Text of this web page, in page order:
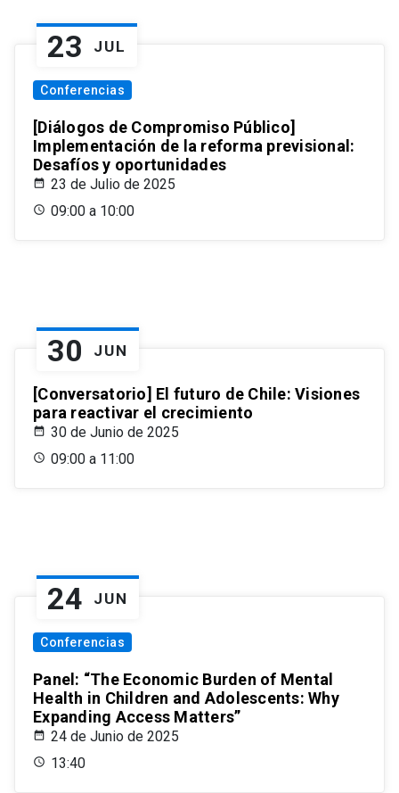
23 JUL
Conferencias
[Diálogos de Compromiso Público]
Implementación de la reforma previsional:
Desafíos y oportunidades
23 de Julio de 2025
09:00 a 10:00
30 JUN
[Conversatorio] El futuro de Chile: Visiones
para reactivar el crecimiento
30 de Junio de 2025
09:00 a 11:00
24 JUN
Conferencias
Panel: “The Economic Burden of Mental
Health in Children and Adolescents: Why
Expanding Access Matters”
24 de Junio de 2025
13:40